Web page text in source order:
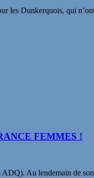
les Dunkerquois, qui
FEMMES !
ADQ). Au lendemain de